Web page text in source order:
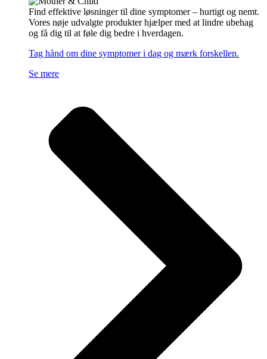
Find effektive løsninger til dine symptomer – hurtigt og nemt.
Vores nøje udvalgte produkter hjælper med at lindre ubehag
og få dig til at føle dig bedre i hverdagen.
Tag hånd om dine symptomer i dag og mærk forskellen.
Se mere